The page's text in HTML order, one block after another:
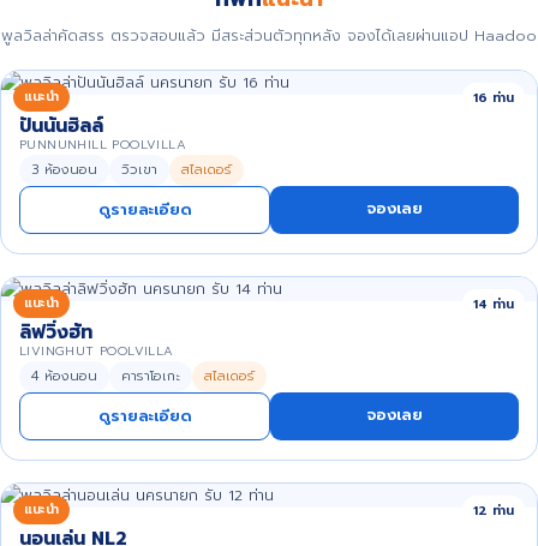
พูลวิลล่าคัดสรร ตรวจสอบแล้ว มีสระส่วนตัวทุกหลัง จองได้เลยผ่านแอป Haadoo
แนะนำ 16 ท่าน
ปันนันฮิลล์
PUNNUNHILL POOLVILLA
3 ห้องนอน วิวเขา สไลเดอร์
ดูรายละเอียด จองเลย
แนะนำ 14 ท่าน
ลิฟวิ่งฮัท
LIVINGHUT POOLVILLA
4 ห้องนอน คาราโอเกะ สไลเดอร์
ดูรายละเอียด จองเลย
แนะนำ 12 ท่าน
นอนเล่น NL2